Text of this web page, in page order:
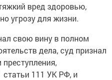
вред здоровью,
угрозу для жизни.
свою вину в полном
дела, суд признал
статьи 111 УК РФ, и